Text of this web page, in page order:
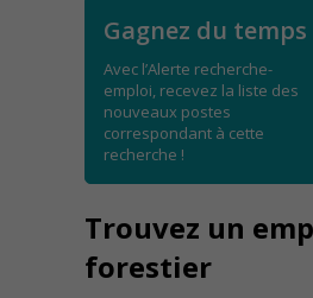
Gagnez du temps
Avec l’Alerte recherche-
emploi, recevez la liste des
nouveaux postes
correspondant à cette
recherche !
Trouvez un
forestier